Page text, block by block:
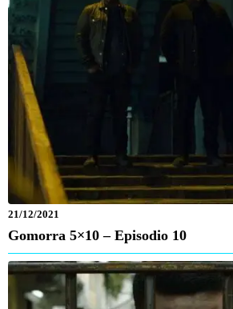
21/12/2021
Gomorra 5×10 – Episodio 10